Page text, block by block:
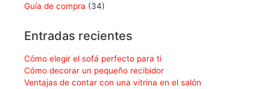
Guía de compra (34)
Entradas recientes
Cómo elegir el sofá perfecto para ti
Cómo decorar un pequeño recibidor
Ventajas de contar con una vitrina en el salón